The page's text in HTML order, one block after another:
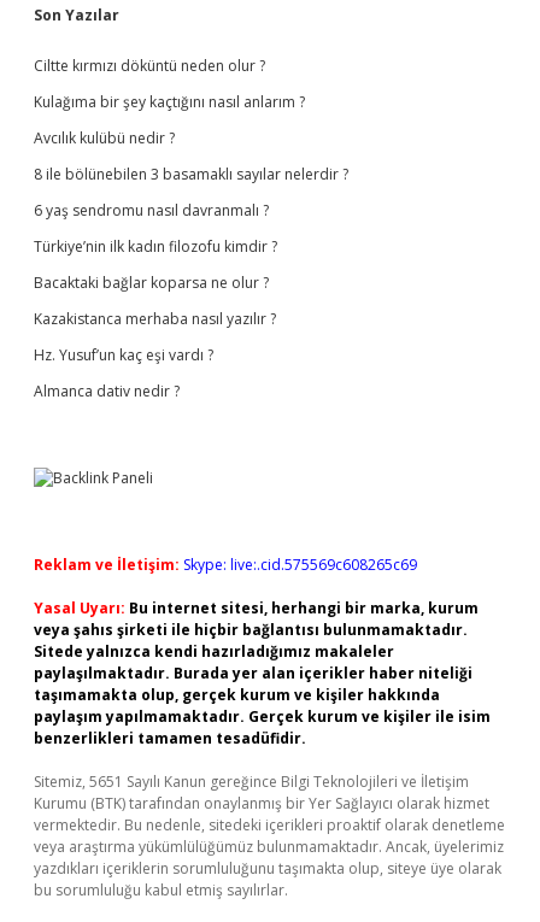
Sidebar
Son Yazılar
Ciltte kırmızı döküntü neden olur ?
Kulağıma bir şey kaçtığını nasıl anlarım ?
Avcılık kulübü nedir ?
8 ile bölünebilen 3 basamaklı sayılar nelerdir ?
6 yaş sendromu nasıl davranmalı ?
Türkiye’nin ilk kadın filozofu kimdir ?
Bacaktaki bağlar koparsa ne olur ?
Kazakistanca merhaba nasıl yazılır ?
Hz. Yusuf’un kaç eşi vardı ?
Almanca dativ nedir ?
Reklam ve İletişim: Skype: live:.cid.575569c608265c69
Yasal Uyarı: Bu internet sitesi, herhangi bir marka, kurum
veya şahıs şirketi ile hiçbir bağlantısı bulunmamaktadır.
Sitede yalnızca kendi hazırladığımız makaleler
paylaşılmaktadır. Burada yer alan içerikler haber niteliği
taşımamakta olup, gerçek kurum ve kişiler hakkında
paylaşım yapılmamaktadır. Gerçek kurum ve kişiler ile isim
benzerlikleri tamamen tesadüfidir.
Sitemiz, 5651 Sayılı Kanun gereğince Bilgi Teknolojileri ve İletişim
Kurumu (BTK) tarafından onaylanmış bir Yer Sağlayıcı olarak hizmet
vermektedir. Bu nedenle, sitedeki içerikleri proaktif olarak denetleme
veya araştırma yükümlülüğümüz bulunmamaktadır. Ancak, üyelerimiz
yazdıkları içeriklerin sorumluluğunu taşımakta olup, siteye üye olarak
bu sorumluluğu kabul etmiş sayılırlar.